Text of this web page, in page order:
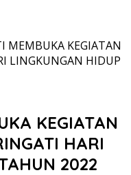
MEMBUKA KEGIATAN
LINGKUNGAN HIDUP
KEGIATAN
HARI
2022